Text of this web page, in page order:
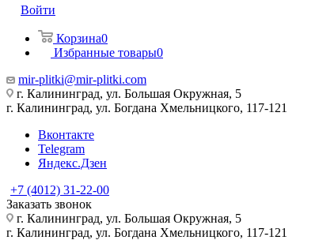
Войти
Корзина0
Избранные товары0
mir-plitki@mir-plitki.com
г. Калининград, ул. Большая Окружная, 5
г. Калининград, ул. Богдана Хмельницкого, 117-121
Вконтакте
Telegram
Яндекс.Дзен
+7 (4012) 31-22-00
Заказать звонок
г. Калининград, ул. Большая Окружная, 5
г. Калининград, ул. Богдана Хмельницкого, 117-121